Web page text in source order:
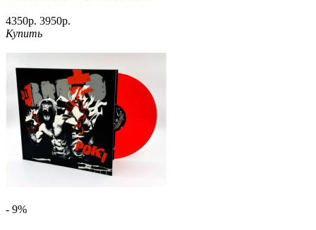
4350р. 3950р.
Купить
- 9%